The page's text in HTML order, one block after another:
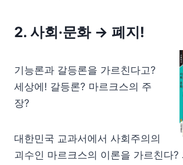
2. 사회·문화→ 폐지!
기능론과 갈등론을 가르친다고?
세상에! 갈등론? 마르크스의 주
장?
대한민국 교과서에서 사회주의의
괴수인 마르크스의 이론을 가르친다?